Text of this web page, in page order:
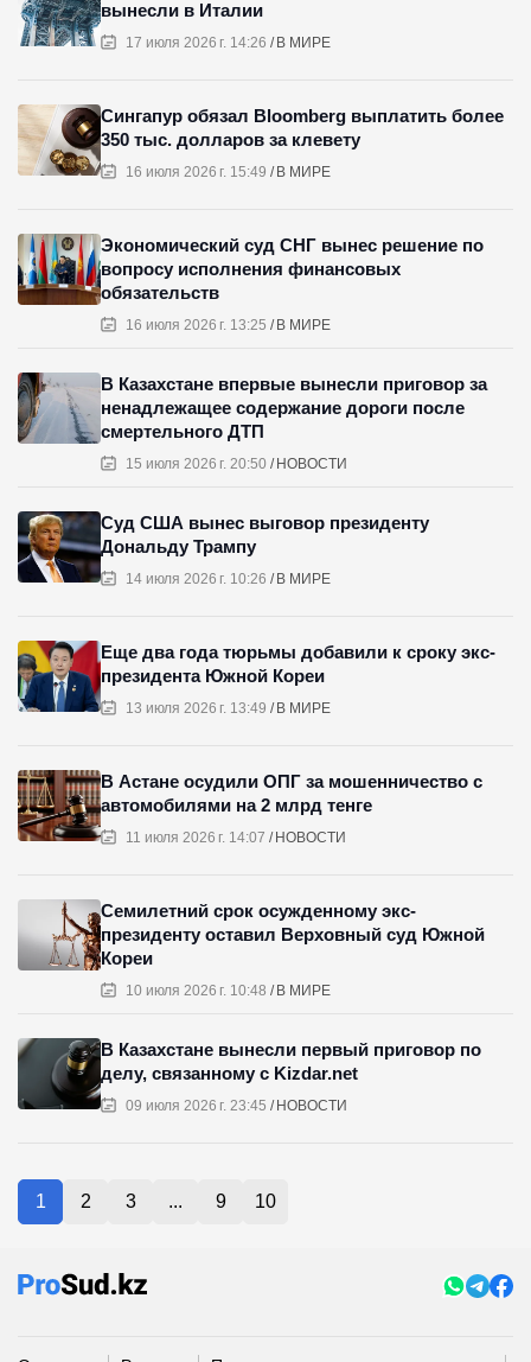
17 июля 2026 г. 14:26 В МИРЕ
вынесли в Италии
16 июля 2026 г. 15:49 В МИРЕ
Сингапур обязал Bloomberg выплатить более
350 тыс. долларов за клевету
16 июля 2026 г. 13:25 В МИРЕ
Экономический суд СНГ вынес решение по
вопросу исполнения финансовых
обязательств
15 июля 2026 г. 20:50 НОВОСТИ
В Казахстане впервые вынесли приговор за
ненадлежащее содержание дороги после
смертельного ДТП
14 июля 2026 г. 10:26 В МИРЕ
Суд США вынес выговор президенту
Дональду Трампу
13 июля 2026 г. 13:49 В МИРЕ
Еще два года тюрьмы добавили к сроку экс-
президента Южной Кореи
11 июля 2026 г. 14:07 НОВОСТИ
В Астане осудили ОПГ за мошенничество с
автомобилями на 2 млрд тенге
10 июля 2026 г. 10:48 В МИРЕ
Семилетний срок осужденному экс-
президенту оставил Верховный суд Южной
Кореи
09 июля 2026 г. 23:45 НОВОСТИ
В Казахстане вынесли первый приговор по
делу, связанному с Kizdar.net
1 2 3 ... 9 10